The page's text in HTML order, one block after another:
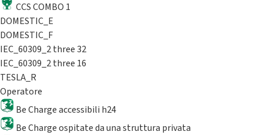
CCS COMBO 1
DOMESTIC_E
DOMESTIC_F
IEC_60309_2 three 32
IEC_60309_2 three 16
TESLA_R
Operatore
Be Charge accessibili h24
Be Charge ospitate da una struttura privata